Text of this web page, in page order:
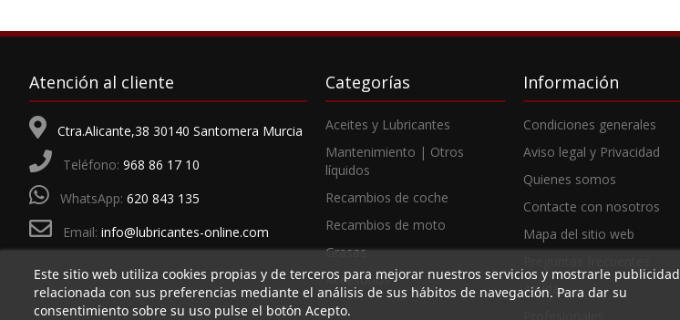
Atención al cliente
Ctra.Alicante,38 30140 Santomera Murcia
Teléfono: 968 86 17 10
WhatsApp: 620 843 135
Email: info@lubricantes-online.com
Categorías
Aceites y Lubricantes
Mantenimiento | Otros
líquidos
Recambios de coche
Recambios de moto
Grasas
Accesorios
Información
Condiciones generales
Aviso legal y Privacidad
Quienes somos
Contacte con nosotros
Mapa del sitio web
Ayuda
Este sitio web utiliza cookies propias y de terceros para mejorar nuestros servicios y mostrarle publicidad
relacionada con sus preferencias mediante el análisis de sus hábitos de navegación. Para dar su
consentimiento sobre su uso pulse el botón Acepto.